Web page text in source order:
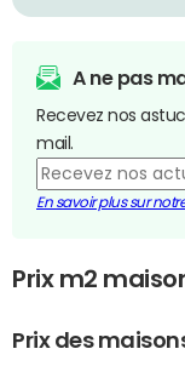
A ne pas
Recevez nos
mail.
En savoir plus sur
Prix m2
Prix des